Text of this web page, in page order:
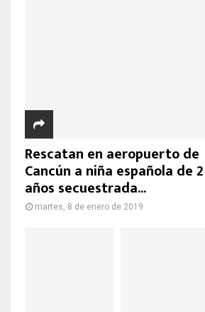
Rescatan en aeropuerto de
Cancún a niña española de 2
años secuestrada...
martes, 8 de enero de 2019